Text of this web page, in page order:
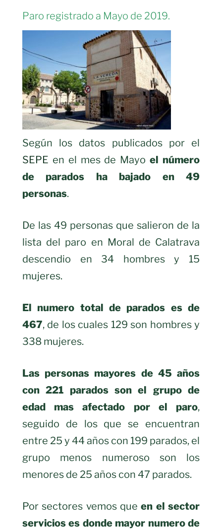
Paro registrado a Mayo de 2019.
Según los datos publicados por el
SEPE en el mes de Mayoel número
de parados ha bajado en 49
personas.
De las 49 personas que salieron de la
lista del paro en Moral de Calatrava
descendio en 34 hombres y 15
mujeres.
El numero total de parados es de
467, de los cuales 129 son hombres y
338 mujeres.
Las personas mayores de 45 años
con 221 parados son el grupo de
edad mas afectado por el paro,
seguido de los que se encuentran
entre 25 y 44 años con 199 parados, el
grupo menos numeroso son los
menores de 25 años con 47 parados.
Por sectores vemos queen el sector
servicios es donde mayor numero de